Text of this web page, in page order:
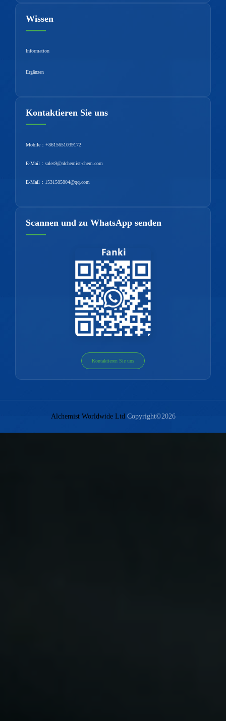
Wissen
Information
Ergänzen
Kontaktieren Sie uns
Mobile： +8615651039172
E-Mail： sales9@alchemist-chem.com
E-Mail： 1531585804@qq.com
Scannen und zu WhatsApp senden
Kontaktieren Sie uns
Alchemist Worldwide Ltd Copyright©2026